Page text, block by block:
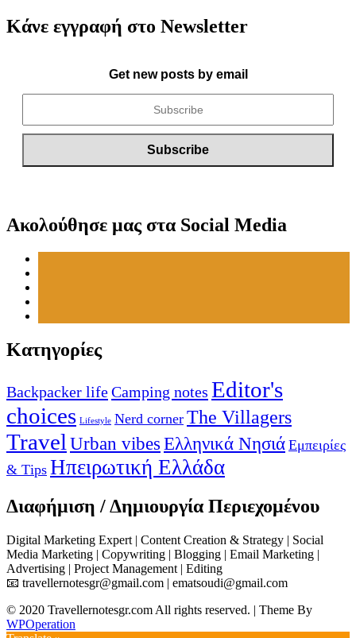
Κάνε εγγραφή στο Newsletter
Get new posts by email
Ακολούθησε μας στα Social Media
Κατηγορίες
Backpacker lifeCamping notes Editor's
choices Lifestyle Nerd corner The Villagers
Travel Urban vibesΕλληνικά Νησιά Εμπειρίες
& Τips Ηπειρωτική Ελλάδα
Διαφήμιση / Δημιουργία Περιεχομένου
Digital Marketing Expert | Content Creation & Strategy | Social
Media Marketing | Copywriting | Blogging | Email Marketing |
Advertising | Project Management | Editing
📧 travellernotesgr@gmail.com | ematsoudi@gmail.com
© 2020 Travellernotesgr.com All rights reserved. | Theme By
WPOperation